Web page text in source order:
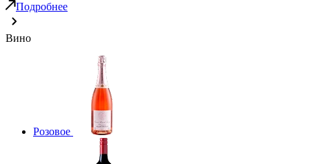
Подробнее
Вино
Розовое